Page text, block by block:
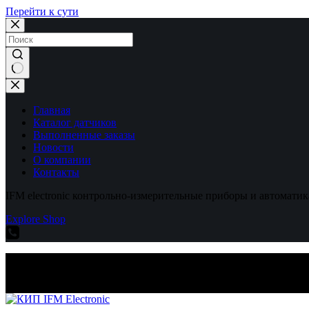
Перейти к сути
Ничего
не
найденоГлавная
Каталог датчиков
Выполненные заказы
Новости
О компании
Контакты
IFM electronic контрольно-измерительные приборы и
Explore Shop